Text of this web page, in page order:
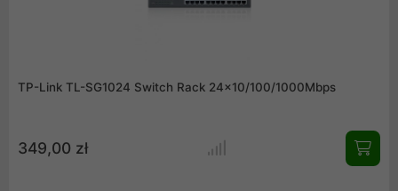
TP-Link TL-SG1024 Switch Rack 24x10/100/1000Mbps
349,00 zł